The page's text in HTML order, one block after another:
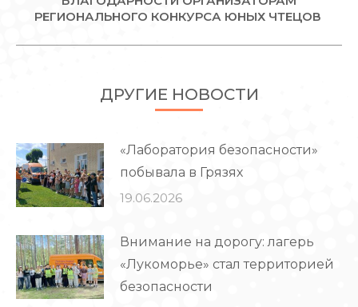
запись:
РЕГИОНАЛЬНОГО КОНКУРСА ЮНЫХ ЧТЕЦОВ
ДРУГИЕ НОВОСТИ
«Лаборатория безопасности»
побывала в Грязях
19.06.2026
Внимание на дорогу: лагерь
«Лукоморье» стал территорией
безопасности